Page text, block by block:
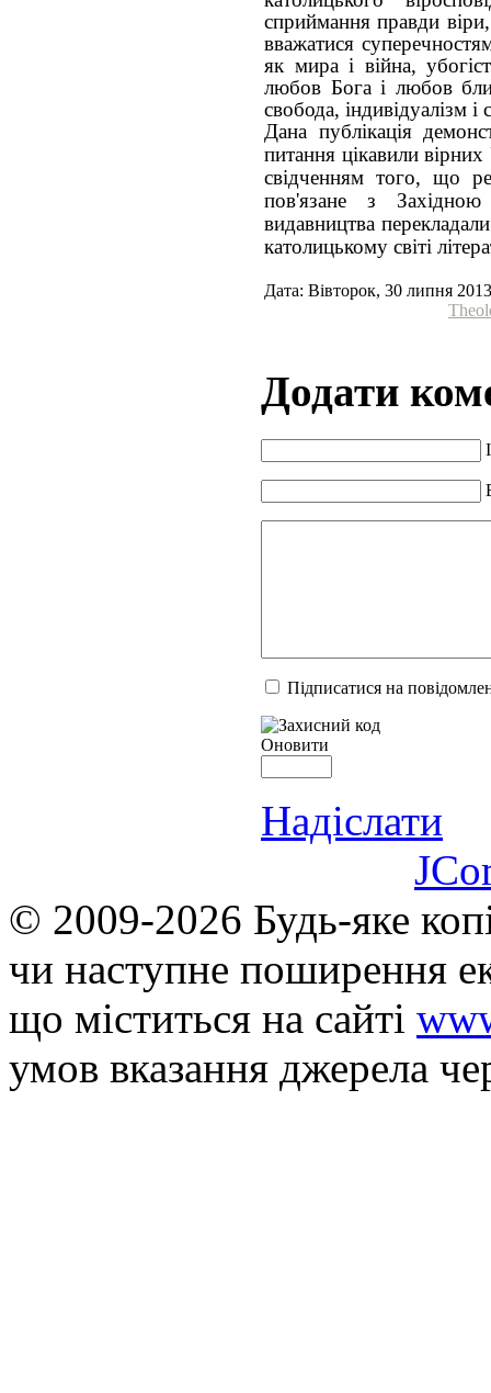
сприймання правди
вважатися
як мира і війна,
любов Бога і любов
свобода, індивідуалізм і
Дана публікація
питання цікавили
свідченням того, що
пов'язане з
видавництва
католицькому світі
Дата: Вівторок, 30 липня
Додати
Підписатися на
Оновити
Надіслати
© 2009-2026 Будь-яке
чи наступне поширення
що мiститься на сайті
умов вказання джерела